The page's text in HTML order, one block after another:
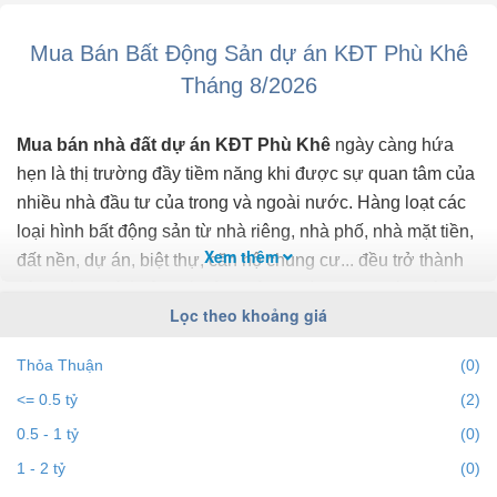
Dân cư đông đúc, tiện ích xung quânh đầy đủ.
Có thể khai thác cho thuê tạo dòng tiền ngay.
Mua Bán Bất Động Sản dự án KĐT Phù Khê
Tháng 8/2026
Mua bán nhà đất dự án KĐT Phù Khê ngày càng hứa
hẹn là thị trường đầy tiềm năng khi được sự quan tâm của
nhiều nhà đầu tư của trong và ngoài nước. Hàng loạt các
loại hình bất động sản từ nhà riêng, nhà phố, nhà mặt tiền,
đất nền, dự án, biệt thự, căn hộ chung cư... đều trở thành
Phù Khêchính xác nhất, mới nhất hãy truy cập vào
bds68.com.vn để theo dõi
Phù Khê
tháng 8/2026. Với bds68.com.vn bạn dễ dành lọc
theo địa điểm, giá, diện tích, dự án, đường phố, số phòng
Xem thêm
Lọc theo khoảng giá
Thỏa Thuận
(0)
<= 0.5 tỷ
(2)
0.5 - 1 tỷ
(0)
1 - 2 tỷ
(0)